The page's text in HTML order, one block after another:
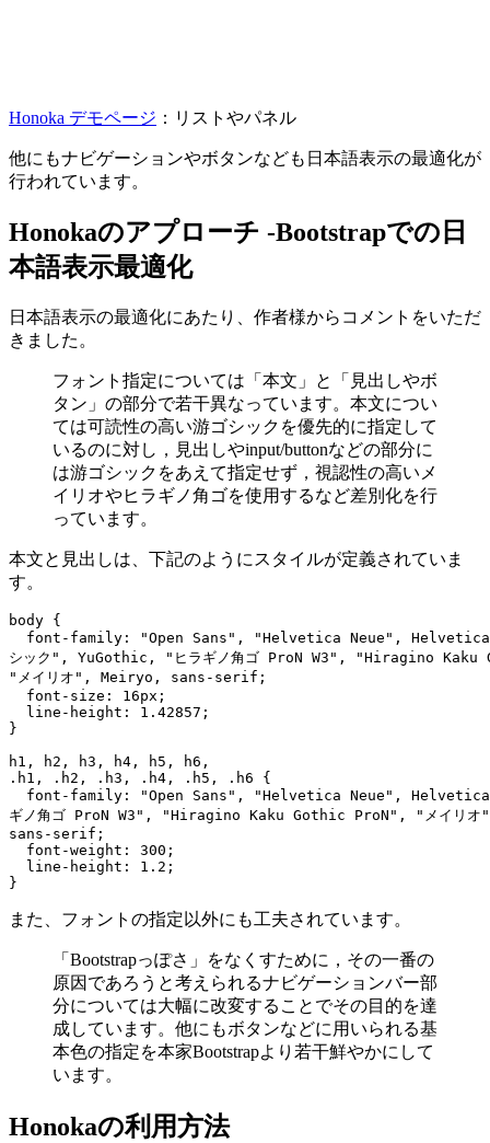
Honoka デモページ ：リストやパネル
他にもナビゲーションやボタンなども日本語表示の最適化が
行われています。
Honokaのアプローチ -Bootstrapでの日
本語表示最適化
日本語表示の最適化にあたり、作者様からコメントをいただ
きました。
フォント指定については「本文」と「見出しやボ
タン」の部分で若干異なっています。本文につい
ては可読性の高い游ゴシックを優先的に指定して
いるのに対し，見出しやinput/buttonなどの部分に
は游ゴシックをあえて指定せず，視認性の高いメ
イリオやヒラギノ角ゴを使用するなど差別化を行
っています。
本文と見出しは、下記のようにスタイルが定義されていま
す。
body {
font-family: "Open Sans", "Helvetica Neue",
シック", YuGothic, "ヒラギノ角ゴ ProN W3", "Hiragino
"メイリオ", Meiryo, sans-serif;
  font-size: 16px;
  line-height: 1.42857;
}
h1, h2, h3, h4, h5, h6,
.h1, .h2, .h3, .h4, .h5, .h6 {
font-family: "Open Sans", "Helvetica Neue",
ギノ角ゴ ProN W3", "Hiragino Kaku Gothic ProN", "メイリ
sans-serif;
  font-weight: 300;
  line-height: 1.2;
また、フォントの指定以外にも工夫されています。
「Bootstrapっぽさ」をなくすために，その一番の
原因であろうと考えられるナビゲーションバー部
分については大幅に改変することでその目的を達
成しています。他にもボタンなどに用いられる基
本色の指定を本家Bootstrapより若干鮮やかにして
います。
Honokaの利用方法